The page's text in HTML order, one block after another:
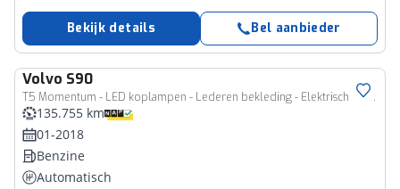
Bekijk details Bel aanbieder
Volvo S90
T5 Momentum - LED koplampen - Lederen bekleding - Elektrisch verstelbare bestuurderstoel - Parkeersensoren v/a - Parkeercamera - Verwarmbare voorstoelen - Apple® CarPlay
135.755 km
01-2018
Benzine
Automatisch